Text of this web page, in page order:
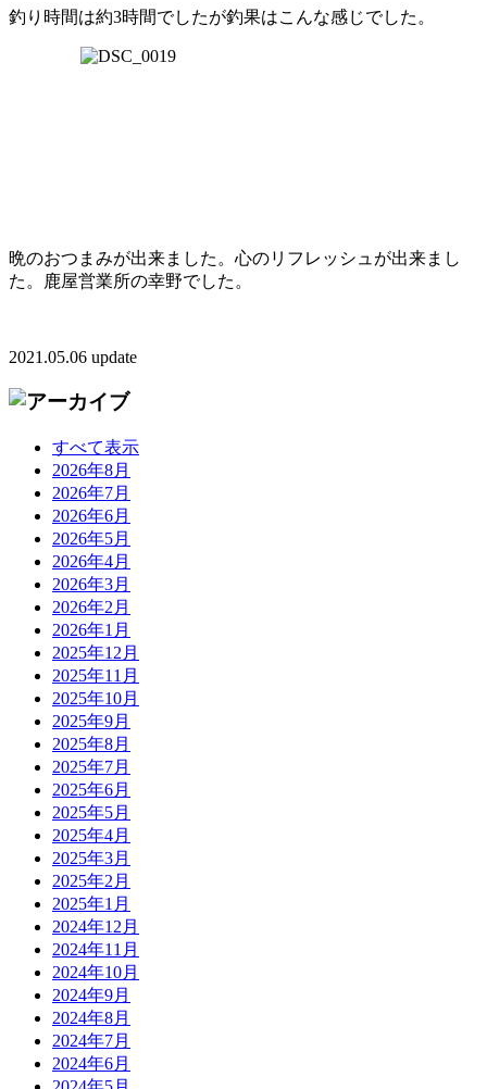
釣り時間は約3時間でしたが釣果はこんな感じでした。
晩のおつまみが出来ました。心のリフレッシュが出来まし
た。鹿屋営業所の幸野でした。
2021.05.06 update
すべて表示
2026年8月
2026年7月
2026年6月
2026年5月
2026年4月
2026年3月
2026年2月
2026年1月
2025年12月
2025年11月
2025年10月
2025年9月
2025年8月
2025年7月
2025年6月
2025年5月
2025年4月
2025年3月
2025年2月
2025年1月
2024年12月
2024年11月
2024年10月
2024年9月
2024年8月
2024年7月
2024年6月